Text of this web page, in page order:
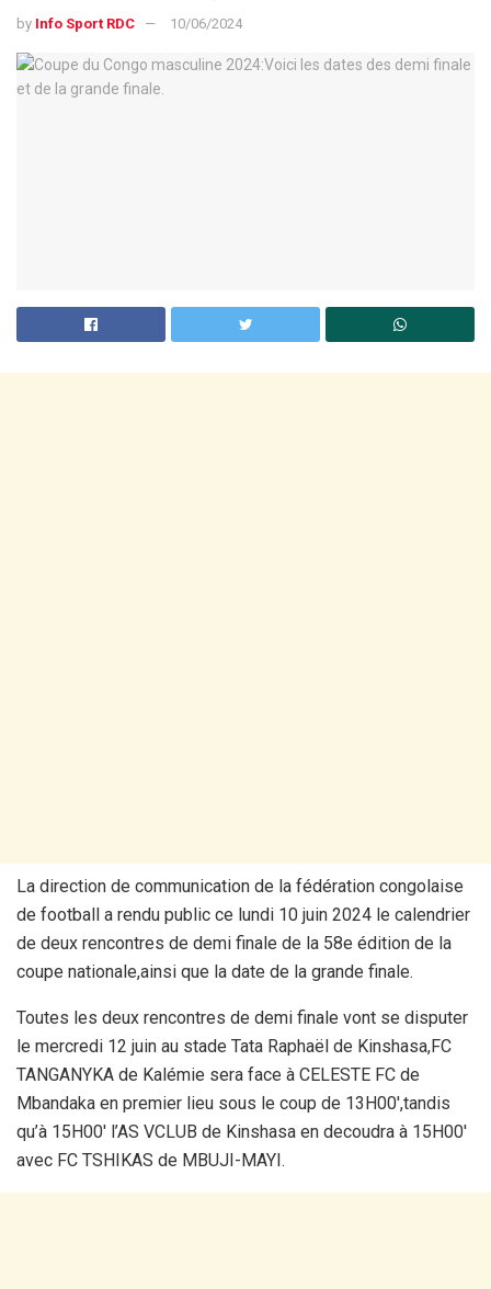
by Info Sport RDC 10/06/2024
La direction de communication de la fédération congolaise
de football a rendu public ce lundi 10 juin 2024 le calendrier
de deux rencontres de demi finale de la 58e édition de la
coupe nationale,ainsi que la date de la grande finale.
Toutes les deux rencontres de demi finale vont se disputer
le mercredi 12 juin au stade Tata Raphaël de Kinshasa,FC
TANGANYKA de Kalémie sera face à CELESTE FC de
Mbandaka en premier lieu sous le coup de 13H00′,tandis
qu’à 15H00′ l’AS VCLUB de Kinshasa en decoudra à 15H00′
avec FC TSHIKAS de MBUJI-MAYI.